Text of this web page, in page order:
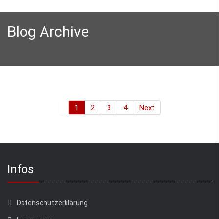
Blog Archive
1 2 3 4 Next
Infos
Datenschutzerklärung